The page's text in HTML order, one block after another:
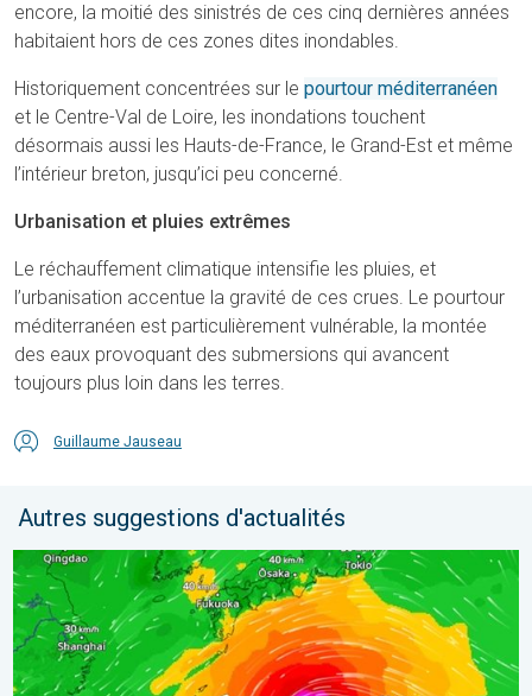
encore, la moitié des sinistrés de ces cinq dernières années
habitaient hors de ces zones dites inondables.
Historiquement concentrées sur le pourtour méditerranéen
et le Centre-Val de Loire, les inondations touchent
désormais aussi les Hauts-de-France, le Grand-Est et même
l’intérieur breton, jusqu’ici peu concerné.
Urbanisation et pluies extrêmes
Le réchauffement climatique intensifie les pluies, et
l’urbanisation accentue la gravité de ces crues. Le pourtour
méditerranéen est particulièrement vulnérable, la montée
des eaux provoquant des submersions qui avancent
toujours plus loin dans les terres.
Guillaume Jauseau
Autres suggestions d'actualités
Le Japon prépare l'arrivée d'un typhon. Glissements de